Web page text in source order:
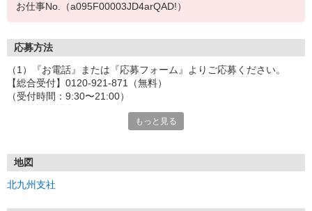
お仕事No.（a095F00003JD4arQAD!）
応募方法
（1）『お電話』または『応募フォーム』よりご応募ください。
【総合受付】0120-921-871（無料）
（受付時間：9:30〜21:00）
「e-aidemを見て」とお伝えいただけるとスムーズです。
◎応募フォームからのご応募は24時間受付中です！
（2）面談・登録の実施
もっと見る
地図
北九州支社